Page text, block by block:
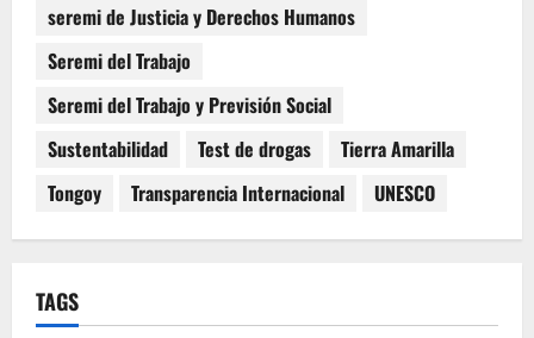
seremi de Justicia y Derechos Humanos
Seremi del Trabajo
Seremi del Trabajo y Previsión Social
Sustentabilidad
Test de drogas
Tierra Amarilla
Tongoy
Transparencia Internacional UNESCO
TAGS